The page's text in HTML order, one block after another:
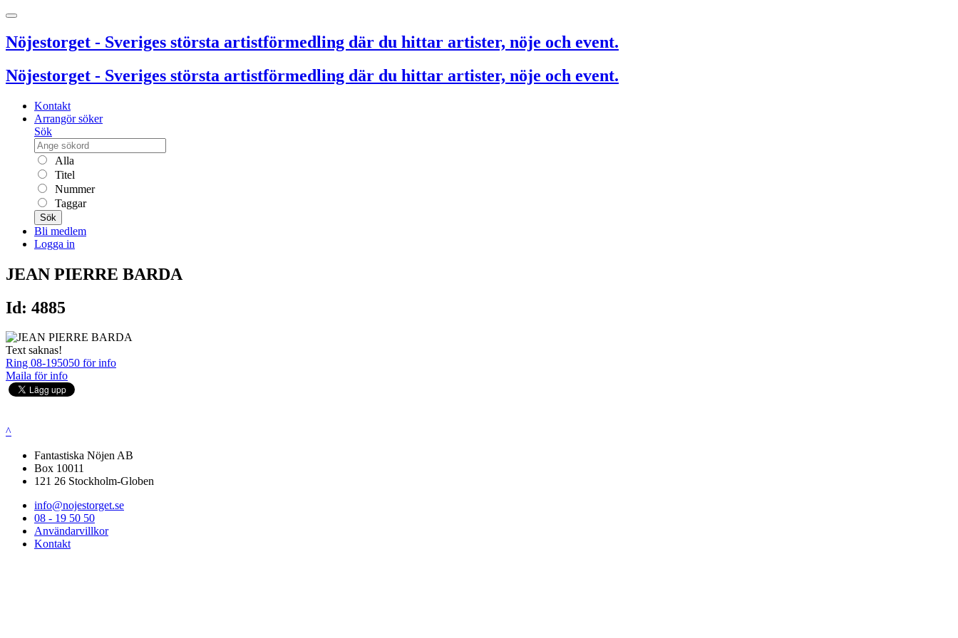
Nöjestorget - Sveriges största artistförmedling där du hittar artister, nöje och event.
Nöjestorget - Sveriges största artistförmedling där du hittar artister, nöje och event.
Kontakt
Arrangör söker
Sök
Alla
Titel
Nummer
Taggar
Sök
Bli medlem
Logga in
JEAN PIERRE BARDA
Id: 4885
Text saknas!
Ring 08-195050 för info
Maila för info
^
Fantastiska Nöjen AB
Box 10011
121 26 Stockholm-Globen
info@nojestorget.se
08 - 19 50 50
Användarvillkor
Kontakt